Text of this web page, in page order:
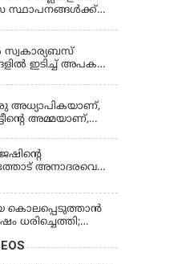
സ്ഥാപനങ്ങൾക്ക്
ഇടിച്ച് അപകടം:
അധ്യാപികയാണ്,
അമ്മയാണ്‌,
വിട്ട് കോടതി,
തള്ളി
അനാദരവെന്ന്
ഗുരുതര
ചാവക്കാട്
ഫ്രീസര്‍
ഇല്ലാതെയെന്നും
കൊലപ്പെടുത്താൻ
ധരിച്ചെത്തി;